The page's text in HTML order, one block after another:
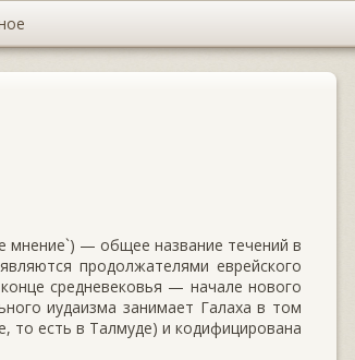
мнение`) — общее название течений в
продолжателями еврейского
средневековья — начале нового
иудаизма занимает Галаха в том
то есть в Талмуде) и кодифицирована